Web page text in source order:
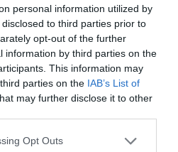
personal information utilized by
to third parties prior to
opt-out of the further
information by third parties on the
This information may
parties on the IAB’s List of
may further disclose it to other
Opt Outs
arrancará la programación
teatralizada “Entre
”. Durante el recorrido,
a los asistentes para